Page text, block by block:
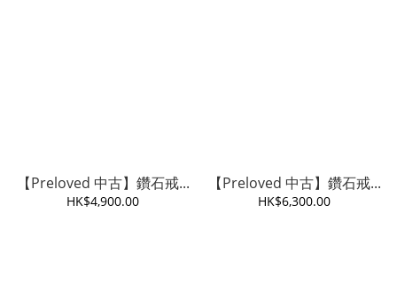
【Preloved 中古】鑽石戒...
HK$4,900.00
【Preloved 中古】鑽石戒...
HK$6,300.00